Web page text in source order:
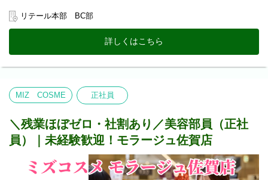
【試用期間】
試用期間 ：有（３か月間）
試用期間中の条件変更 ：無
2) 就業場所の変更の範囲
MIZ 化粧品専門店全4店舗。
なお新規出店する場合はそれらを含む。ただし、双方の合意の
＊お仕事のワクワクPOINT＊
お客様の「もっと綺麗になりたい」に寄り添う、体験型の接客が
肌診断: 最新機器を使って、お客様にぴったりのケアをご提案。
スキンケア・メイク体験: 実際にメイクを施し、変化を一緒に楽し
お悩み相談: 1対1でじっくりお話を伺う、やりがいのある時間で
す。
＊ 未経験でも「プロ」になれる理由＊
入社後は、各ブランドの特色や技術を学べる社内外の充実した研
修をご用意。
働きながら自分自身のスキンケア知識も深まり、働きながら自分
磨きも叶う環境です。先輩スタッフもしっかりフォローするの
で、一つずつ覚えていけば大丈夫ですよ！
リテール本部 BC部
詳しくはこちら
MIZ COSME 正社員
＼残業ほぼゼロ・社割あり／美容部員（正社
員）｜未経験歓迎！モラージュ佐賀店